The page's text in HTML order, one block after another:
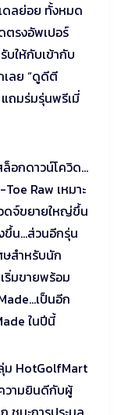
ดลย่อย ทั้งหมด
ตรงอัพเปอร์
บให้กับเข้ากับ
เลย “ดูดีตี
ถมร่มรุ่นพรีเมี่
อกดาวน์โควิด…
Raw เหมาะ
ดจ์ขยายใหญ่ขึ้น
ขึ้น…ส่วนอีกรุ่น
สำหรับนัก
ริ่มขายพร้อม
เป็นอีก
ในปีนี้
ม HotGolfMart
วามยินดีกับผู้